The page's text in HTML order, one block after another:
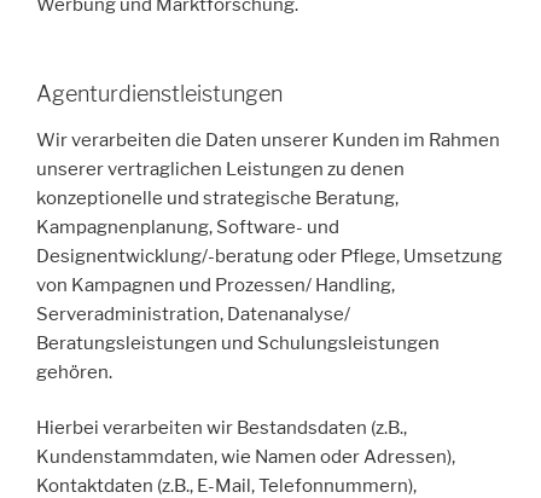
Agenturdienstleistungen
Wir verarbeiten die Daten unserer Kunden im Rahmen
unserer vertraglichen Leistungen zu denen
konzeptionelle und strategische Beratung,
Kampagnenplanung, Software- und
Designentwicklung/-beratung oder Pflege, Umsetzung
von Kampagnen und Prozessen/ Handling,
Serveradministration, Datenanalyse/
Beratungsleistungen und Schulungsleistungen
gehören.
Hierbei verarbeiten wir Bestandsdaten (z.B.,
Kundenstammdaten, wie Namen oder Adressen),
Kontaktdaten (z.B., E-Mail, Telefonnummern),